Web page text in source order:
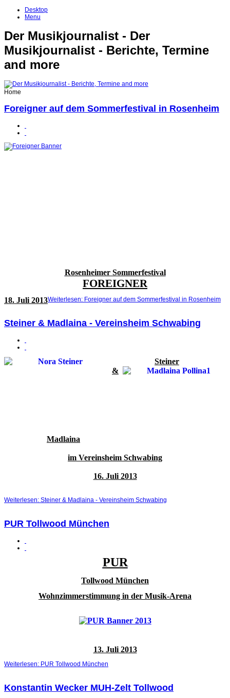
Desktop
Menu
Der Musikjournalist - Der
Musikjournalist - Berichte, Termine
and more
Home
Foreigner auf dem Sommerfestival in Rosenheim
Rosenheimer Sommerfestival
FOREIGNER
18. Juli 2013Weiterlesen: Foreigner auf dem Sommerfestival in Rosenheim
Steiner & Madlaina - Vereinsheim Schwabing
Steiner
&
Madlaina
im Vereinsheim Schwabing
16. Juli 2013
Weiterlesen: Steiner & Madlaina - Vereinsheim Schwabing
PUR Tollwood München
PUR
Tollwood München
Wohnzimmerstimmung in der Musik-Arena
13. Juli 2013
Weiterlesen: PUR Tollwood München
Konstantin Wecker MUH-Zelt Tollwood